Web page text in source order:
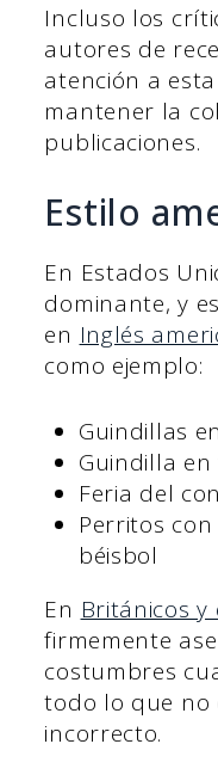
Incluso los
autores de
atención a
mantener la
publicaciones.
Estilo
En Estados
dominante, y
en Inglés
como ejemplo:
Guindillas
Guindilla
Feria del
Perritos
béisbol
En Británicos
firmemente
costumbres
todo lo que no
incorrecto.